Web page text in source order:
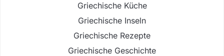
Griechische Küche
Griechische Inseln
Griechische Rezepte
Griechische Geschichte